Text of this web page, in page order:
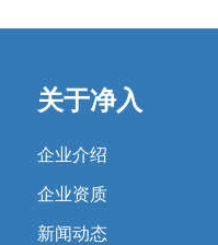
关于净入
企业介绍
企业资质
新闻动态